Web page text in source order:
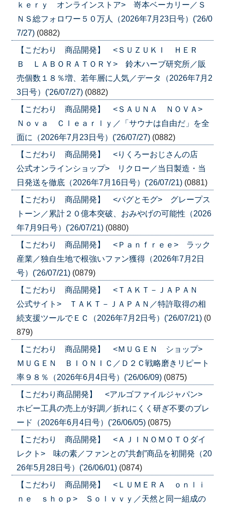
ｋｅｒｙ オンラインストア> 嵜本ベーカリー／Ｓ
ＮＳ総フォロワー５０万人（2026年7月23日号）('26/0
7/27) (0882)
【こだわり 商品開発】 <ＳＵＺＵＫＩ ＨＥＲ
Ｂ ＬＡＢＯＲＡＴＯＲＹ> 鈴木ハーブ研究所／販
売個数１８％増、若年層に人気／データ（2026年7月2
3日号）('26/07/27) (0882)
【こだわり 商品開発】 <ＳＡＵＮＡ ＮＯＶＡ>
Ｎｏｖａ Ｃｌｅａｒｌｙ／「サウナは自由だ」を全
面に（2026年7月23日号）('26/07/27) (0882)
【こだわり 商品開発】 <りくろーおじさんの店
公式オンラインショップ> リクロー／当日製造・当
日発送を徹底（2026年7月16日号）('26/07/21) (0881)
【こだわり 商品開発】 <パグとモグ> グレープス
トーン／累計２０億本突破、おみやげの可能性（2026
年7月9日号）('26/07/21) (0880)
【こだわり 商品開発】 <Ｐａｎｆｒｅｅ> ラック
産業／独自生地で根強いファン獲得（2026年7月2日
号）('26/07/21) (0879)
【こだわり 商品開発】 <ＴＡＫＴ－ＪＡＰＡＮ
公式サイト> ＴＡＫＴ－ＪＡＰＡＮ／特許取得の相
続支援ツールでＥＣ（2026年7月2日号）('26/07/21) (0
879)
【こだわり 商品開発】 <ＭＵＧＥＮ ショップ>
ＭＵＧＥＮ ＢＩＯＮＩＣ／Ｄ２Ｃ戦略磨きリピート
率９８％（2026年6月4日号）('26/06/09) (0875)
【こだわり商品開発】 <アルゴファイルジャパン>
ホビー工具の売上が好調／折れにくく研ぎ不要のブレ
ード（2026年6月4日号）('26/06/05) (0875)
【こだわり 商品開発】 <ＡＪＩＮＯＭＯＴＯダイ
レクト> 味の素／ファンとの”共創”商品を初開発（20
26年5月28日号）('26/06/01) (0874)
【こだわり 商品開発】 <ＬＵＭＥＲＡ ｏｎｌｉ
ｎｅ ｓｈｏｐ> Ｓｏｌｖｖｙ／天然と同一組成の